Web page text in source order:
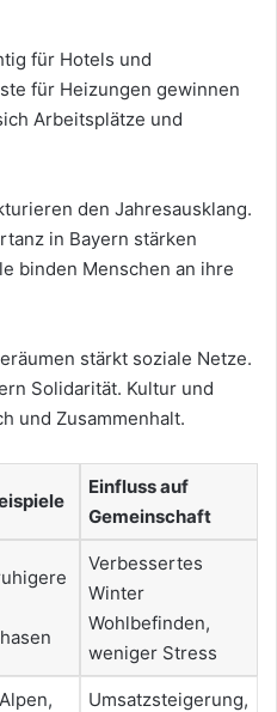
für Hotels und
für Heizungen gewinnen
Arbeitsplätze und
den Jahresausklang.
in Bayern stärken
binden Menschen an ihre
stärkt soziale Netze.
Solidarität. Kultur und
und Zusammenhalt.
Einfluss auf
Gemeinschaft
Verbessertes
Winter
Wohlbefinden,
weniger Stress
Umsatzsteigerung,